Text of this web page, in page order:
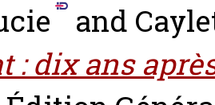
and
: dix ans